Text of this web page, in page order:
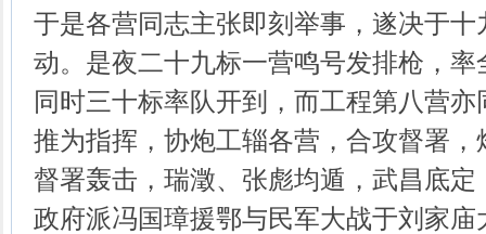
于是各营同志主张即刻举事，遂决于
动。是夜二十九标一营鸣号发排枪，
同时三十标率队开到，而工程第八营
推为指挥，协炮工辎各营，合攻督署
督署轰击，瑞澂、张彪均遁，武昌底
政府派冯国璋援鄂与民军大战于刘家